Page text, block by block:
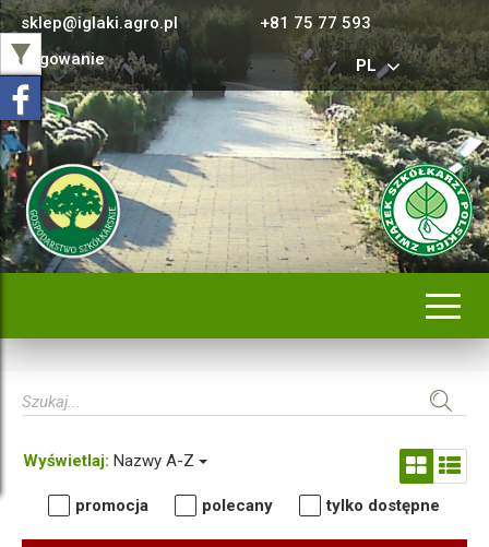
sklep@iglaki.agro.pl
+81 75 77 593
Logowanie
PL
Wyświetlaj: Nazwy A-Z
promocja polecany tylko dostępne